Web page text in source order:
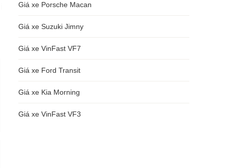
Giá xe Porsche Macan
Giá xe Suzuki Jimny
Giá xe VinFast VF7
Giá xe Ford Transit
Giá xe Kia Morning
Giá xe VinFast VF3